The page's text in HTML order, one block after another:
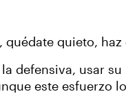
quieto,
defensiva, usar su
este esfuerzo lo